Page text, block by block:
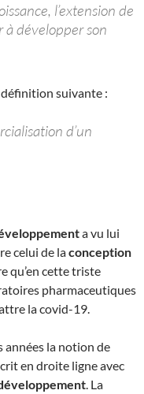
l’extension de
à développer son
suivante :
d’un
a vu lui
celui de laconception
qu’en cette triste
pharmaceutiques
la covid-19.
années la notion de
en droite ligne avec
. La